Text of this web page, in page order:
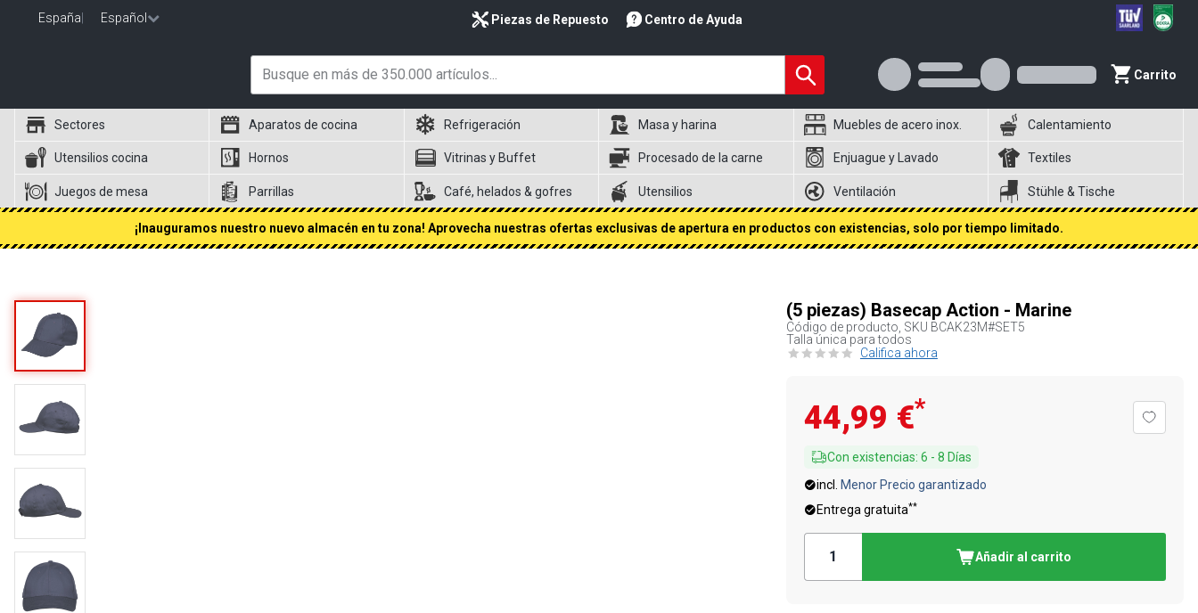
España Español Piezas de Repuesto Centro de Ayuda
Carrito
Sectores Aparatos de cocina Refrigeración Masa y harina Muebles de acero inox. Calentamiento
Utensilios cocina Hornos Vitrinas y Buffet Procesado de la carne Enjuague y Lavado Textiles
Juegos de mesa Parrillas Café, helados & gofres Utensilios Ventilación Stühle & Tische
¡Inauguramos nuestro nuevo almacén en tu zona! Aprovecha nuestras ofertas exclusivas de apertura en productos con existencias, solo por tiempo limitado.
(5 piezas) Basecap Action - Marine
Código de producto, SKU BCAK23M#SET5
Talla única para todos
Califica ahora
44,99 €*
Con existencias: 6 - 8 Días
incl.
Menor Precio garantizado
Entrega gratuita**
Añadir al carrito